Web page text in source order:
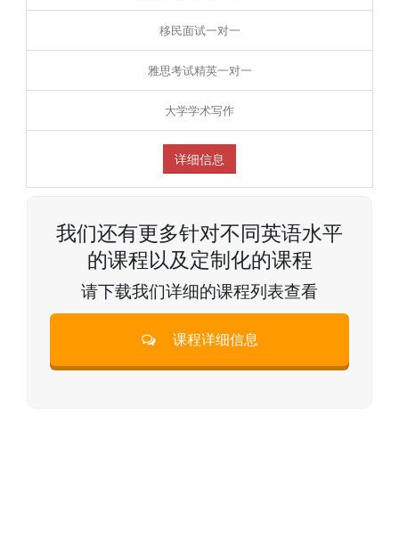
移民面试一对一
雅思考试精英一对一
大学学术写作
详细信息
我们还有更多针对不同英语水平
的课程以及定制化的课程
请下载我们详细的课程列表查看
课程详细信息